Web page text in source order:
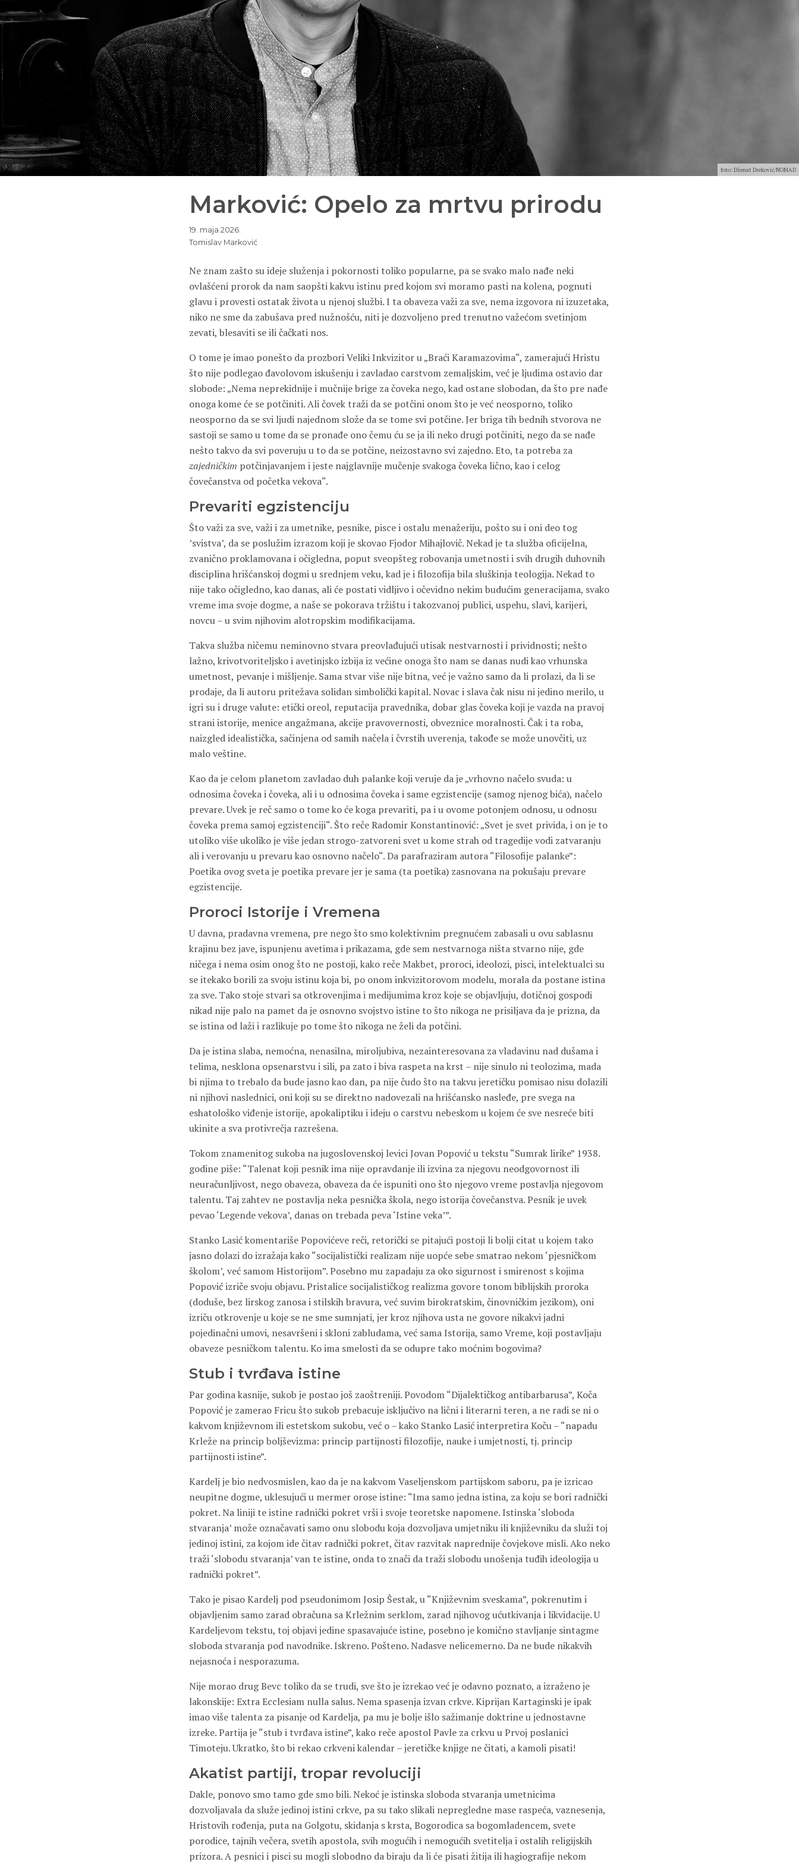
foto: Dženat Dreković/NOMAD
Marković: Opelo za mrtvu prirodu
19. maja 2026.
Tomislav Marković
Ne znam zašto su ideje služenja i pokornosti toliko popularne, pa se svako malo nađe neki
ovlašćeni prorok da nam saopšti kakvu istinu pred kojom svi moramo pasti na kolena, pognuti
glavu i provesti ostatak života u njenoj službi. I ta obaveza važi za sve, nema izgovora ni izuzetaka,
niko ne sme da zabušava pred nužnošću, niti je dozvoljeno pred trenutno važećom svetinjom
zevati, blesaviti se ili čačkati nos.
O tome je imao ponešto da prozbori Veliki Inkvizitor u „Braći Karamazovima“, zamerajući Hristu
što nije podlegao đavolovom iskušenju i zavladao carstvom zemaljskim, već je ljudima ostavio dar
slobode: „Nema neprekidnije i mučnije brige za čoveka nego, kad ostane slobodan, da što pre nađe
onoga kome će se potčiniti. Ali čovek traži da se potčini onom što je već neosporno, toliko
neosporno da se svi ljudi najednom slože da se tome svi potčine. Jer briga tih bednih stvorova ne
sastoji se samo u tome da se pronađe ono čemu ću se ja ili neko drugi potčiniti, nego da se nađe
nešto takvo da svi poveruju u to da se potčine, neizostavno svi zajedno. Eto, ta potreba za
zajedničkim potčinjavanjem i jeste najglavnije mučenje svakoga čoveka lično, kao i celog
čovečanstva od početka vekova“.
Prevariti egzistenciju
Što važi za sve, važi i za umetnike, pesnike, pisce i ostalu menažeriju, pošto su i oni deo tog
’svistva’, da se poslužim izrazom koji je skovao Fjodor Mihajlovič. Nekad je ta služba oficijelna,
zvanično proklamovana i očigledna, poput sveopšteg robovanja umetnosti i svih drugih duhovnih
disciplina hrišćanskoj dogmi u srednjem veku, kad je i filozofija bila sluškinja teologija. Nekad to
nije tako očigledno, kao danas, ali će postati vidljivo i očevidno nekim budućim generacijama, svako
vreme ima svoje dogme, a naše se pokorava tržištu i takozvanoj publici, uspehu, slavi, karijeri,
novcu – u svim njihovim alotropskim modifikacijama.
Takva služba ničemu neminovno stvara preovlađujući utisak nestvarnosti i prividnosti; nešto
lažno, krivotvoriteljsko i avetinjsko izbija iz većine onoga što nam se danas nudi kao vrhunska
umetnost, pevanje i mišljenje. Sama stvar više nije bitna, već je važno samo da li prolazi, da li se
prodaje, da li autoru pritežava solidan simbolički kapital. Novac i slava čak nisu ni jedino merilo, u
igri su i druge valute: etički oreol, reputacija pravednika, dobar glas čoveka koji je vazda na pravoj
strani istorije, menice angažmana, akcije pravovernosti, obveznice moralnosti. Čak i ta roba,
naizgled idealistička, sačinjena od samih načela i čvrstih uverenja, takođe se može unovčiti, uz
malo veštine.
Kao da je celom planetom zavladao duh palanke koji veruje da je „vrhovno načelo svuda: u
odnosima čoveka i čoveka, ali i u odnosima čoveka i same egzistencije (samog njenog bića), načelo
prevare. Uvek je reč samo o tome ko će koga prevariti, pa i u ovome potonjem odnosu, u odnosu
čoveka prema samoj egzistenciji“. Što reče Radomir Konstantinović: „Svet je svet privida, i on je to
utoliko više ukoliko je više jedan strogo-zatvoreni svet u kome strah od tragedije vodi zatvaranju
ali i verovanju u prevaru kao osnovno načelo“. Da parafraziram autora “Filosofije palanke”:
Poetika ovog sveta je poetika prevare jer je sama (ta poetika) zasnovana na pokušaju prevare
egzistencije.
Proroci Istorije i Vremena
U davna, pradavna vremena, pre nego što smo kolektivnim pregnućem zabasali u ovu sablasnu
krajinu bez jave, ispunjenu avetima i prikazama, gde sem nestvarnoga ništa stvarno nije, gde
ničega i nema osim onog što ne postoji, kako reče Makbet, proroci, ideolozi, pisci, intelektualci su
se itekako borili za svoju istinu koja bi, po onom inkvizitorovom modelu, morala da postane istina
za sve. Tako stoje stvari sa otkrovenjima i medijumima kroz koje se objavljuju, dotičnoj gospodi
nikad nije palo na pamet da je osnovno svojstvo istine to što nikoga ne prisiljava da je prizna, da
se istina od laži i razlikuje po tome što nikoga ne želi da potčini.
Da je istina slaba, nemoćna, nenasilna, miroljubiva, nezainteresovana za vladavinu nad dušama i
telima, nesklona opsenarstvu i sili, pa zato i biva raspeta na krst – nije sinulo ni teolozima, mada
bi njima to trebalo da bude jasno kao dan, pa nije čudo što na takvu jeretičku pomisao nisu dolazili
ni njihovi naslednici, oni koji su se direktno nadovezali na hrišćansko nasleđe, pre svega na
eshatološko viđenje istorije, apokaliptiku i ideju o carstvu nebeskom u kojem će sve nesreće biti
ukinite a sva protivrečja razrešena.
Tokom znamenitog sukoba na jugoslovenskoj levici Jovan Popović u tekstu “Sumrak lirike” 1938.
godine piše: “Talenat koji pesnik ima nije opravdanje ili izvina za njegovu neodgovornost ili
neuračunljivost, nego obaveza, obaveza da će ispuniti ono što njegovo vreme postavlja njegovom
talentu. Taj zahtev ne postavlja neka pesnička škola, nego istorija čovečanstva. Pesnik je uvek
pevao ‘Legende vekova’, danas on trebada peva ‘Istine veka’”.
Stanko Lasić komentariše Popovićeve reči, retorički se pitajući postoji li bolji citat u kojem tako
jasno dolazi do izražaja kako “socijalistički realizam nije uopće sebe smatrao nekom ‘pjesničkom
školom’, već samom Historijom”. Posebno mu zapadaju za oko sigurnost i smirenost s kojima
Popović izriče svoju objavu. Pristalice socijalističkog realizma govore tonom biblijskih proroka
(doduše, bez lirskog zanosa i stilskih bravura, već suvim birokratskim, činovničkim jezikom), oni
izriču otkrovenje u koje se ne sme sumnjati, jer kroz njihova usta ne govore nikakvi jadni
pojedinačni umovi, nesavršeni i skloni zabludama, već sama Istorija, samo Vreme, koji postavljaju
obaveze pesničkom talentu. Ko ima smelosti da se odupre tako moćnim bogovima?
Stub i tvrđava istine
Par godina kasnije, sukob je postao još zaoštreniji. Povodom “Dijalektičkog antibarbarusa”, Koča
Popović je zamerao Fricu što sukob prebacuje isključivo na lični i literarni teren, a ne radi se ni o
kakvom književnom ili estetskom sukobu, već o – kako Stanko Lasić interpretira Koču – “napadu
Krleže na princip boljševizma: princip partijnosti filozofije, nauke i umjetnosti, tj. princip
partijnosti istine”.
Kardelj je bio nedvosmislen, kao da je na kakvom Vaseljenskom partijskom saboru, pa je izricao
neupitne dogme, uklesujući u mermer orose istine: “Ima samo jedna istina, za koju se bori radnički
pokret. Na liniji te istine radnički pokret vrši i svoje teoretske napomene. Istinska ‘sloboda
stvaranja’ može označavati samo onu slobodu koja dozvoljava umjetniku ili književniku da služi toj
jedinoj istini, za kojom ide čitav radnički pokret, čitav razvitak naprednije čovjekove misli. Ako neko
traži ‘slobodu stvaranja’ van te istine, onda to znači da traži slobodu unošenja tuđih ideologija u
radnički pokret”.
Tako je pisao Kardelj pod pseudonimom Josip Šestak, u “Književnim sveskama”, pokrenutim i
objavljenim samo zarad obračuna sa Krležnim serklom, zarad njihovog ućutkivanja i likvidacije. U
Kardeljevom tekstu, toj objavi jedine spasavajuće istine, posebno je komično stavljanje sintagme
sloboda stvaranja pod navodnike. Iskreno. Pošteno. Nadasve nelicemerno. Da ne bude nikakvih
nejasnoća i nesporazuma.
Nije morao drug Bevc toliko da se trudi, sve što je izrekao već je odavno poznato, a izraženo je
lakonskije: Extra Ecclesiam nulla salus. Nema spasenja izvan crkve. Kiprijan Kartaginski je ipak
imao više talenta za pisanje od Kardelja, pa mu je bolje išlo sažimanje doktrine u jednostavne
izreke. Partija je “stub i tvrđava istine”, kako reče apostol Pavle za crkvu u Prvoj poslanici
Timoteju. Ukratko, što bi rekao crkveni kalendar – jeretičke knjige ne čitati, a kamoli pisati!
Akatist partiji, tropar revoluciji
Dakle, ponovo smo tamo gde smo bili. Nekoć je istinska sloboda stvaranja umetnicima
dozvoljavala da služe jedinoj istini crkve, pa su tako slikali nepregledne mase raspeća, vaznesenja,
Hristovih rođenja, puta na Golgotu, skidanja s krsta, Bogorodica sa bogomladencem, svete
porodice, tajnih večera, svetih apostola, svih mogućih i nemogućih svetitelja i ostalih religijskih
prizora. A pesnici i pisci su mogli slobodno da biraju da li će pisati žitija ili hagiografije nekom